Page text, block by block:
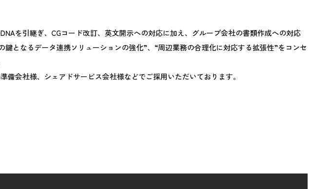
を引継ぎ、CGコード改訂、英文開示への対応に加え、グループ会社の書類作成への対応
となるデータ連携ソリューションの強化”、“周辺業務の合理化に対応する拡張性”をコンセ
会社様、シェアドサービス会社様などでご採用いただいております。